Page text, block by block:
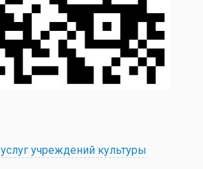
учреждений культуры